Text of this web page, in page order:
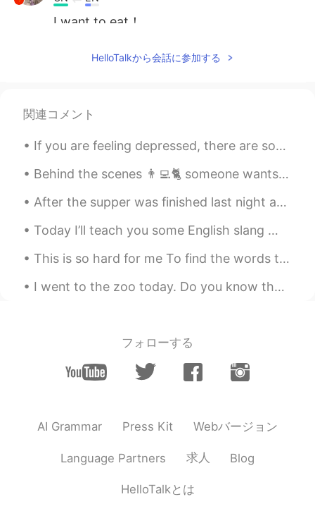
I want to eat！
一r爱学习 2020.04.22 10:59
这个在我的国家
这个真的很好吃了😍😍😍😍
这个真的很好吃😍😍😍😍
余书环 2020.04.20 10:41
CN EN
@•᷄ᯅ•᷅😊😊😊
CN EN
@liaaaaNo sweat.
HelloTalkから会話に参加する
関連コメント
If you are feeling depressed, there are some ways you might be able to develop and strengthen you...
Behind the scenes 👨‍💻🐈 someone wants to help me work on my Harry Potter presentation🧙‍♂️🪄✨ A one...
After the supper was finished last night and the washing up over and done with I looked out of th...
Today I’ll teach you some English slang 📚 Flake (放鸽子): somebody who often cancels or backs out o...
This is so hard for me To find the words to say My thoughts are standing still. Captive inside ...
I went to the zoo today. Do you know the names of all of these animals in English? 👇👇👇 (Answers B...
フォローする
AI Grammar Press Kit Webバージョン
Language Partners 求人 Blog
HelloTalkとは